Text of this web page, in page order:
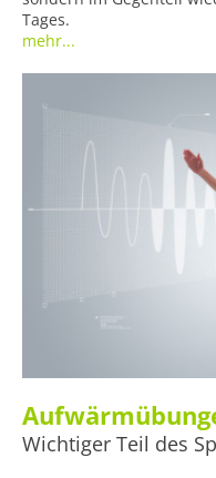
Tages.
mehr...
Wichtiger Teil des